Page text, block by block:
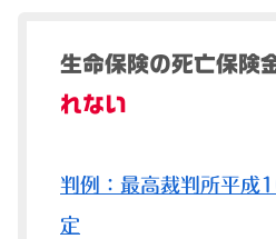
生命保険の死亡保険
れない
判例：最高裁判所平
定